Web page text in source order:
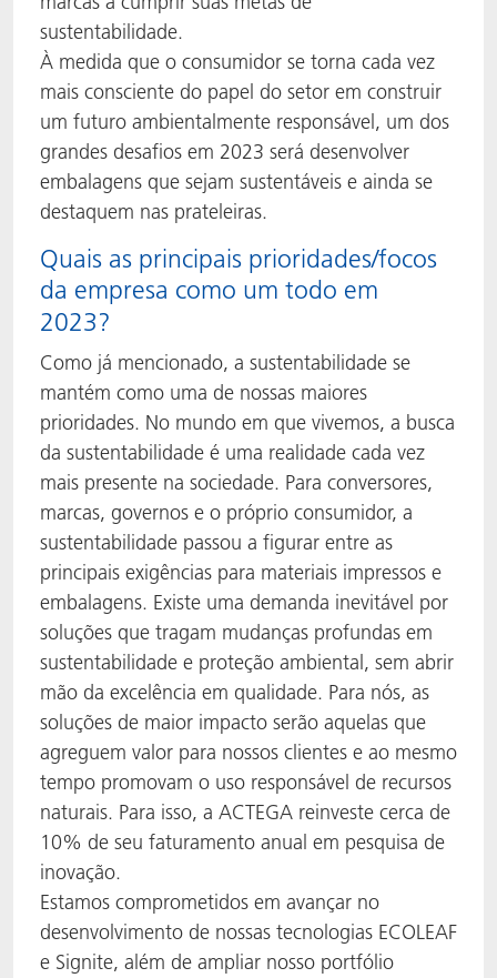
sustentabilidade.
À medida que o consumidor se torna cada vez
mais consciente do papel do setor em construir
um futuro ambientalmente responsável, um dos
grandes desafios em 2023 será desenvolver
embalagens que sejam sustentáveis e ainda se
destaquem nas prateleiras.
Quais as principais prioridades/focos
da empresa como um todo em
2023?
Como já mencionado, a sustentabilidade se
mantém como uma de nossas maiores
prioridades. No mundo em que vivemos, a busca
da sustentabilidade é uma realidade cada vez
mais presente na sociedade. Para conversores,
marcas, governos e o próprio consumidor, a
sustentabilidade passou a figurar entre as
principais exigências para materiais impressos e
embalagens. Existe uma demanda inevitável por
soluções que tragam mudanças profundas em
sustentabilidade e proteção ambiental, sem abrir
mão da excelência em qualidade. Para nós, as
soluções de maior impacto serão aquelas que
agreguem valor para nossos clientes e ao mesmo
tempo promovam o uso responsável de recursos
naturais. Para isso, a ACTEGA reinveste cerca de
10% de seu faturamento anual em pesquisa de
inovação.
Estamos comprometidos em avançar no
desenvolvimento de nossas tecnologias ECOLEAF
e Signite, além de ampliar nosso portfólio